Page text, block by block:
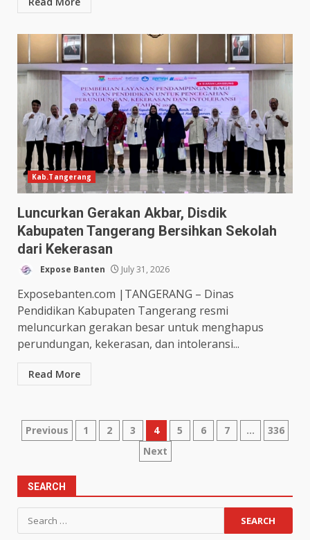
Kab.Tangerang
Luncurkan Gerakan Akbar, Disdik
Kabupaten Tangerang Bersihkan Sekolah
dari Kekerasan
Expose Banten July 31, 2026
Exposebanten.com |TANGERANG – Dinas
Pendidikan Kabupaten Tangerang resmi
meluncurkan gerakan besar untuk menghapus
perundungan, kekerasan, dan intoleransi...
Read More
Posts
Previous 1 2 3 4 5 6 7 …
336
Next
SEARCH
Search
for: